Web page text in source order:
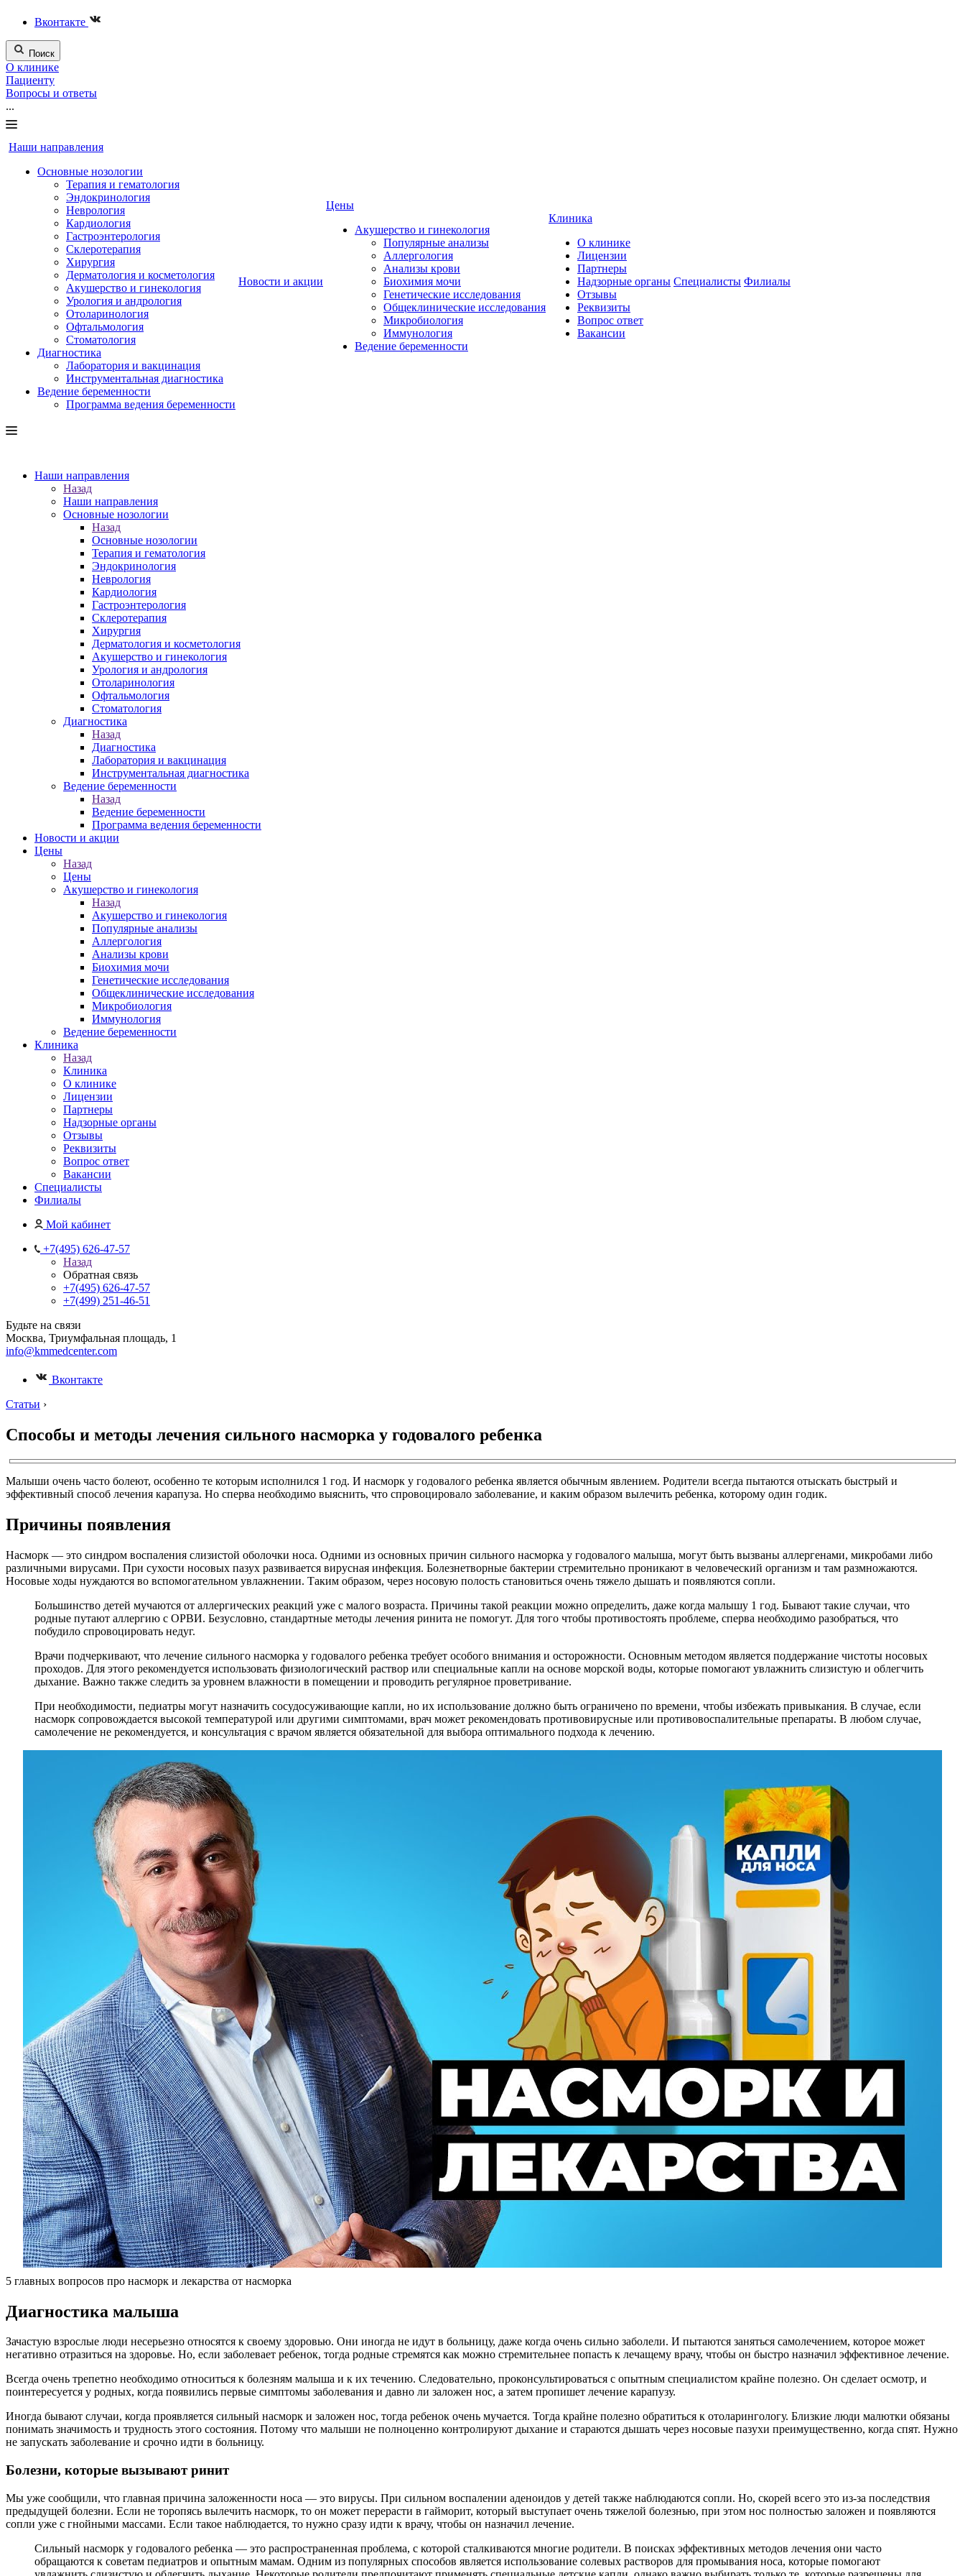
Вконтакте
Поиск
О клинике
Пациенту
Вопросы и ответы
...
Наши направления
Основные нозологии
Терапия и гематология
Эндокринология
Неврология
Кардиология
Гастроэнтерология
Склеротерапия
Хирургия
Дерматология и косметология
Акушерство и гинекология
Урология и андрология
Отоларинология
Офтальмология
Стоматология
Диагностика
Лаборатория и вакцинация
Инструментальная диагностика
Ведение беременности
Программа ведения беременности
Новости и акции
Цены
Акушерство и гинекология
Популярные анализы
Аллергология
Анализы крови
Биохимия мочи
Генетические исследования
Общеклинические исследования
Микробиология
Иммунология
Ведение беременности
Клиника
О клинике
Лицензии
Партнеры
Надзорные органы
Отзывы
Реквизиты
Вопрос ответ
Вакансии
Специалисты Филиалы
Наши направления
Назад
Наши направления
Основные нозологии
Назад
Основные нозологии
Терапия и гематология
Эндокринология
Неврология
Кардиология
Гастроэнтерология
Склеротерапия
Хирургия
Дерматология и косметология
Акушерство и гинекология
Урология и андрология
Отоларинология
Офтальмология
Стоматология
Диагностика
Назад
Диагностика
Лаборатория и вакцинация
Инструментальная диагностика
Ведение беременности
Назад
Ведение беременности
Программа ведения беременности
Новости и акции
Цены
Назад
Цены
Акушерство и гинекология
Назад
Акушерство и гинекология
Популярные анализы
Аллергология
Анализы крови
Биохимия мочи
Генетические исследования
Общеклинические исследования
Микробиология
Иммунология
Ведение беременности
Клиника
Назад
Клиника
О клинике
Лицензии
Партнеры
Надзорные органы
Отзывы
Реквизиты
Вопрос ответ
Вакансии
Специалисты
Филиалы
Мой кабинет
+7(495) 626-47-57
Назад
Обратная связь
+7(495) 626-47-57
+7(499) 251-46-51
Будьте на связи
Москва, Триумфальная площадь, 1
info@kmmedcenter.com
Вконтакте
Статьи ›
Способы и методы лечения сильного насморка у годовалого ребенка
Малыши очень часто болеют, особенно те которым исполнился 1 год. И насморк у годовалого ребенка является обычным явлением. Родители всегда пытаются отыскать быстрый и
эффективный способ лечения карапуза. Но сперва необходимо выяснить, что спровоцировало заболевание, и каким образом вылечить ребенка, которому один годик.
Причины появления
Насморк — это синдром воспаления слизистой оболочки носа. Одними из основных причин сильного насморка у годовалого малыша, могут быть вызваны аллергенами, микробами либо
различными вирусами. При сухости носовых пазух развивается вирусная инфекция. Болезнетворные бактерии стремительно проникают в человеческий организм и там размножаются.
Носовые ходы нуждаются во вспомогательном увлажнении. Таким образом, через носовую полость становиться очень тяжело дышать и появляются сопли.
Большинство детей мучаются от аллергических реакций уже с малого возраста. Причины такой реакции можно определить, даже когда малышу 1 год. Бывают такие случаи, что
родные путают аллергию с ОРВИ. Безусловно, стандартные методы лечения ринита не помогут. Для того чтобы противостоять проблеме, сперва необходимо разобраться, что
побудило спровоцировать недуг.
Врачи подчеркивают, что лечение сильного насморка у годовалого ребенка требует особого внимания и осторожности. Основным методом является поддержание чистоты носовых
проходов. Для этого рекомендуется использовать физиологический раствор или специальные капли на основе морской воды, которые помогают увлажнить слизистую и облегчить
дыхание. Важно также следить за уровнем влажности в помещении и проводить регулярное проветривание.
При необходимости, педиатры могут назначить сосудосуживающие капли, но их использование должно быть ограничено по времени, чтобы избежать привыкания. В случае, если
насморк сопровождается высокой температурой или другими симптомами, врач может рекомендовать противовирусные или противовоспалительные препараты. В любом случае,
самолечение не рекомендуется, и консультация с врачом является обязательной для выбора оптимального подхода к лечению.
5 главных вопросов про насморк и лекарства от насморка
Диагностика малыша
Зачастую взрослые люди несерьезно относятся к своему здоровью. Они иногда не идут в больницу, даже когда очень сильно заболели. И пытаются заняться самолечением, которое может
негативно отразиться на здоровье. Но, если заболевает ребенок, тогда родные стремятся как можно стремительнее попасть к лечащему врачу, чтобы он быстро назначил эффективное лечение.
Всегда очень трепетно необходимо относиться к болезням малыша и к их течению. Следовательно, проконсультироваться с опытным специалистом крайне полезно. Он сделает осмотр, и
поинтересуется у родных, когда появились первые симптомы заболевания и давно ли заложен нос, а затем пропишет лечение карапузу.
Иногда бывают случаи, когда проявляется сильный насморк и заложен нос, тогда ребенок очень мучается. Тогда крайне полезно обратиться к отоларингологу. Близкие люди малютки обязаны
понимать значимость и трудность этого состояния. Потому что малыши не полноценно контролируют дыхание и стараются дышать через носовые пазухи преимущественно, когда спят. Нужно
не запускать заболевание и срочно идти в больницу.
Болезни, которые вызывают ринит
Мы уже сообщили, что главная причина заложенности носа — это вирусы. При сильном воспалении аденоидов у детей также наблюдаются сопли. Но, скорей всего это из-за последствия
предыдущей болезни. Если не торопясь вылечить насморк, то он может перерасти в гайморит, который выступает очень тяжелой болезнью, при этом нос полностью заложен и появляются
сопли уже с гнойными массами. Если такое наблюдается, то нужно сразу идти к врачу, чтобы он назначил лечение.
Сильный насморк у годовалого ребенка — это распространенная проблема, с которой сталкиваются многие родители. В поисках эффективных методов лечения они часто
обращаются к советам педиатров и опытным мамам. Одним из популярных способов является использование солевых растворов для промывания носа, которые помогают